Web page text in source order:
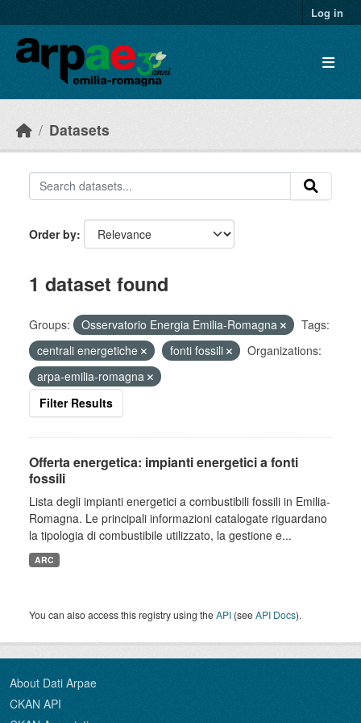
Log in
Datasets
Order by
1 dataset found
Groups: Osservatorio Energia Emilia-Romagna
Tags:
centrali energetiche
fonti fossili
Organizations:
arpa-emilia-romagna
Filter Results
Offerta energetica: impianti energetici a fonti
fossili
Lista degli impianti energetici a combustibili fossili in Emilia-
Romagna. Le principali informazioni catalogate riguardano
la tipologia di combustibile utilizzato, la gestione e...
ARC
You can also access this registry using theAPI (seeAPI Docs).
About Dati Arpae
CKAN API